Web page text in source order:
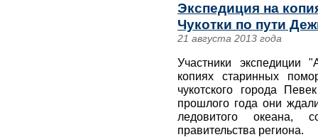
Экспедиция на
Чукотки по пути
21 августа 2013 года
Участники экспедиции
копиях старинных
чукотского города
прошлого года они
ледовитого океана,
правительства региона.